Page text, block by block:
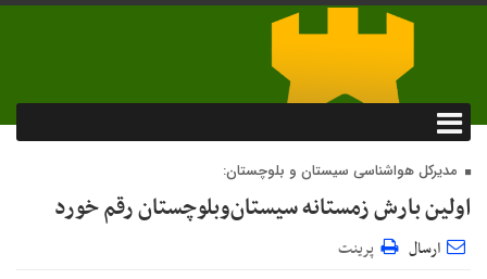
مدیرکل هواشناسی سیستان و بلوچستان:
اولین بارش زمستانه سیستان‌وبلوچستان رقم خورد
ارسال پرینت